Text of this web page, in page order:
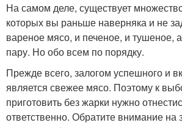
На самом деле, существует
которых вы раньше наверняка и не
вареное мясо, и печеное, и тушеное,
пару. Но обо всем по порядку.
Прежде всего, залогом успешного и
является свежее мясо. Поэтому к
приготовить без жарки нужно
ответственно. Обратите внимание на